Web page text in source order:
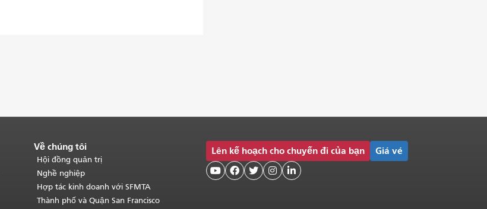
Về chúng tôi
Hội đồng quản trị
Nghề nghiệp
Hợp tác kinh doanh với SFMTA
Thành phố và Quận San Francisco
Lên kế hoạch cho chuyến đi của bạn Giá vé
    